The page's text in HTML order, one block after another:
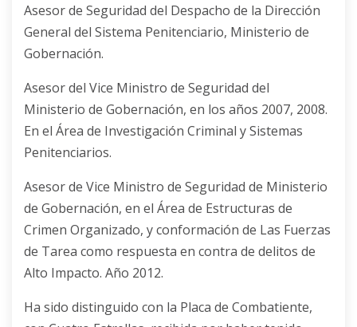
Asesor de Seguridad del Despacho de la Dirección
General del Sistema Penitenciario, Ministerio de
Gobernación.
Asesor del Vice Ministro de Seguridad del
Ministerio de Gobernación, en los años 2007, 2008.
En el Área de Investigación Criminal y Sistemas
Penitenciarios.
Asesor de Vice Ministro de Seguridad de Ministerio
de Gobernación, en el Área de Estructuras de
Crimen Organizado, y conformación de Las Fuerzas
de Tarea como respuesta en contra de delitos de
Alto Impacto. Año 2012.
Ha sido distinguido con la Placa de Combatiente,